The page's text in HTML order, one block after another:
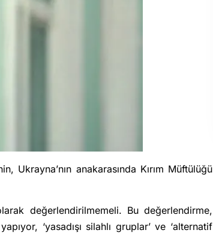
Ukrayna’nın anakarasında Kırım Müftülüğü
değerlendirilmemeli. Bu değerlendirme,
‘yasadışı silahlı gruplar’ ve ‘alternatif